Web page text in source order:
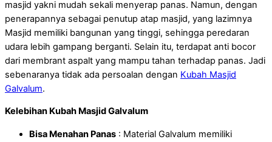
masjid yakni mudah sekali menyerap panas. Namun, dengan
penerapannya sebagai penutup atap masjid, yang lazimnya
Masjid memiliki bangunan yang tinggi, sehingga peredaran
udara lebih gampang berganti. Selain itu, terdapat anti bocor
dari membrant aspalt yang mampu tahan terhadap panas. Jadi
sebenaranya tidak ada persoalan dengan Kubah Masjid
Galvalum.
Kelebihan Kubah Masjid Galvalum
Bisa Menahan Panas : Material Galvalum memiliki